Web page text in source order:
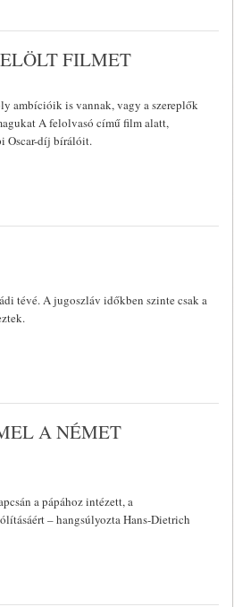
FILMET
ambícióik is vannak, vagy a szereplők
A felolvasó című film alatt,
Oscar-díj bírálóit.
tévé. A jugoszláv időkben szinte csak a
A NÉMET
a pápához intézett, a
– hangsúlyozta Hans-Dietrich